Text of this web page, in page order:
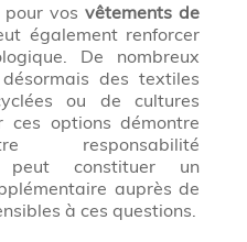
pour vosvêtements de
également renforcer
De nombreux
des textiles
ou de cultures
ces options démontre
responsabilité
peut constituer un
auprès de
à ces questions.